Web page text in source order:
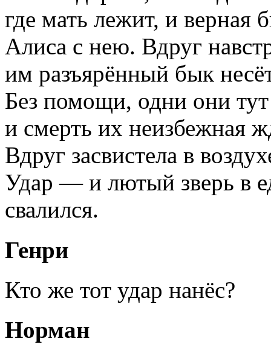
где мать лежит, и верная
Алиса с нею. Вдруг
им разъярённый бык
Без помощи, одни они
и смерть их неизбежная
Вдруг засвистела в
Удар — и лютый зверь в
свалился.
Генри
Кто же тот удар нанёс?
Норман